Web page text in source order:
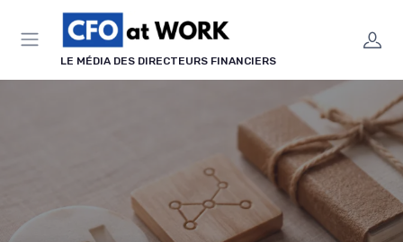
LE MÉDIA DES DIRECTEURS FINANCIERS
Panneau de gestion des cookies